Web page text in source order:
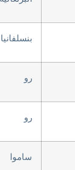
بنسلفانيا
رو
رو
ساموا